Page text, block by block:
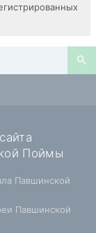
Поймы
Павшинской
Павшинской